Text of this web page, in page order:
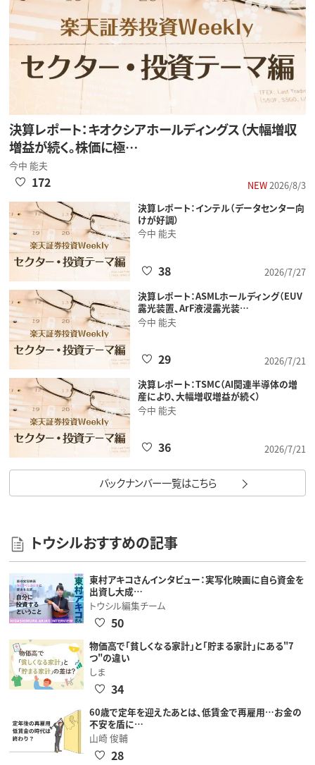
決算レポート：キオクシアホールディングス（大幅増収
増益が続く。株価に極…
今中 能夫
NEW2026/8/3
172
決算レポート：インテル（データセンター向
けが好調）
今中 能夫
2026/7/27
38
決算レポート：ASMLホールディング（EUV
露光装置、ArF液浸露光装…
今中 能夫
2026/7/21
29
決算レポート：TSMC（AI関連半導体の増
産により、大幅増収増益が続く）
今中 能夫
2026/7/21
36
バックナンバー一覧はこちら
トウシルおすすめの記事
東村アキコさんインタビュー：実写化映画に自ら資金を
出資し大成…
トウシル編集チーム
50
物価高で「貧しくなる家計」と「貯まる家計」にある"7
つ"の違い
しま
34
60歳で定年を迎えたあとは、低賃金で再雇用…お金の
不安を盾に…
山崎 俊輔
28